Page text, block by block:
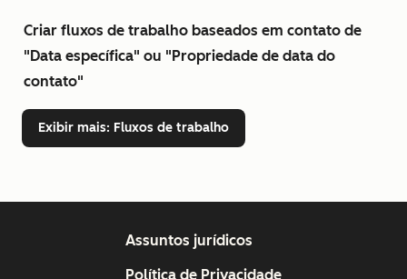
Criar fluxos de trabalho baseados em contato de
"Data específica" ou "Propriedade de data do
contato"
Exibir mais: Fluxos de trabalho
Assuntos jurídicos
Política de Privacidade